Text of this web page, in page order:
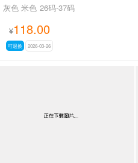
灰色 米色 26码-37码
¥118.00
可退换 2026-03-26